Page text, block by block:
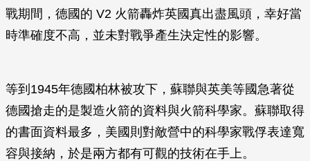
戰期間，德國的 V2 火箭轟炸英國真出盡風頭，幸好當
時準確度不高，並未對戰爭產生決定性的影響。
等到1945年德國柏林被攻下，蘇聯與英美等國急著從
德國搶走的是製造火箭的資料與火箭科學家。蘇聯取得
的書面資料最多，美國則對敵營中的科學家戰俘表達寬
容與接納，於是兩方都有可觀的技術在手上。